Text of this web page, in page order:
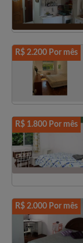
R$ 2.200 Por mês
R$ 1.800 Por mês
R$ 2.000 Por mês